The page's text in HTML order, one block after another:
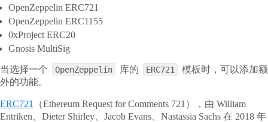
OpenZeppelin ERC721
OpenZeppelin ERC1155
0xProject ERC20
Gnosis MultiSig
当选择一个 OpenZeppelin 库的 ERC721
模板时，可以添加额
外的功能。
ERC721
（Ethereum Request for Comments 721），由 William
Entriken、Dieter Shirley、Jacob Evans、Nastassia Sachs 在 2018 年